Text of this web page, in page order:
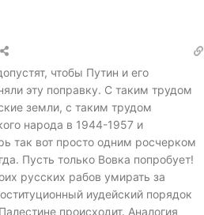
чтобы Путин и его
эту поправку. С таким трудом
земли, с таким трудом
народа в 1944-1957 и
так вот просто одним росчерком
Пусть только Вовка попробует!
русских рабов умирать за
иудейский порядок
происходит. Аналогия